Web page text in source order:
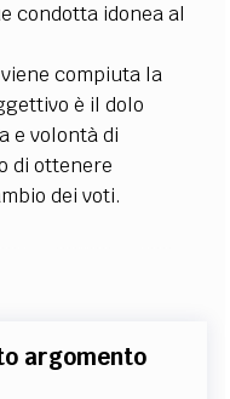
condotta idonea al
compiuta la
è il dolo
e volontà di
di ottenere
dei voti.
argomento